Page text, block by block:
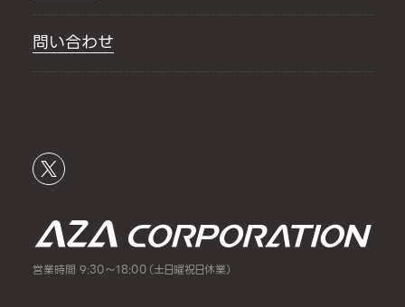
問い合わせ
営業時間 9:30～18:00（土日曜祝日休業）